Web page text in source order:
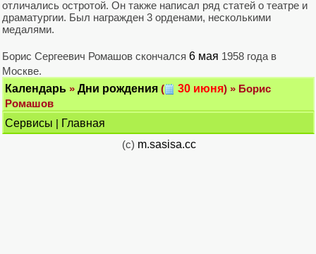
отличались остротой. Он также написал ряд статей о театре и
драматургии. Был награжден 3 орденами, несколькими
медалями.
Борис Сергеевич Ромашов скончался 6 мая 1958 года в
Москве.
Календарь » Дни рождения ( 30 июня) » Борис
Ромашов
Сервисы | Главная
(c) m.sasisa.cc